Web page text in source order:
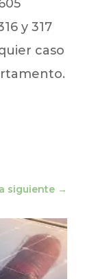
y 317
caso
siguiente →